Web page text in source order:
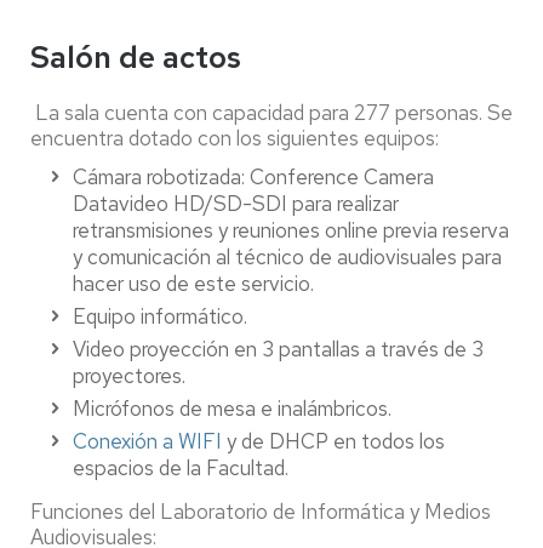
Salón de actos
La sala cuenta con capacidad para 277 personas. Se
encuentra dotado con los siguientes equipos:
Cámara robotizada: Conference Camera
Datavideo HD/SD-SDI para realizar
retransmisiones y reuniones online previa reserva
y comunicación al técnico de audiovisuales para
hacer uso de este servicio.
Equipo informático.
Video proyección en 3 pantallas a través de 3
proyectores.
Micrófonos de mesa e inalámbricos.
Conexión a WIFI y de DHCP en todos los
espacios de la Facultad.
Funciones del Laboratorio de Informática y Medios
Audiovisuales: